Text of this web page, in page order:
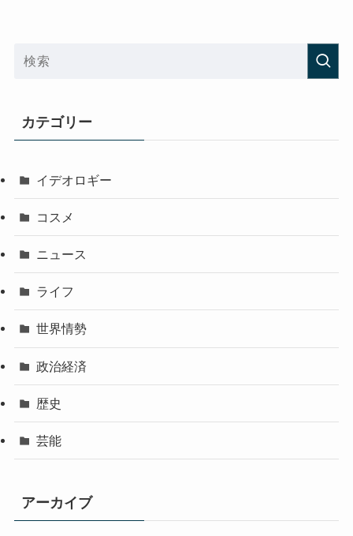
カテゴリー
イデオロギー
コスメ
ニュース
ライフ
世界情勢
政治経済
歴史
芸能
アーカイブ